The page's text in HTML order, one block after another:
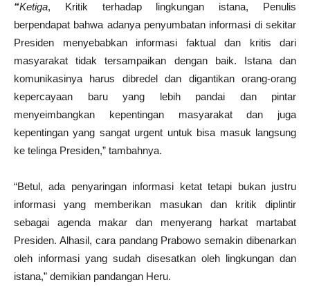
“Ketiga, Kritik terhadap lingkungan istana, Penulis
berpendapat bahwa adanya penyumbatan informasi di sekitar
Presiden menyebabkan informasi faktual dan kritis dari
masyarakat tidak tersampaikan dengan baik. Istana dan
komunikasinya harus dibredel dan digantikan orang-orang
kepercayaan baru yang lebih pandai dan pintar
menyeimbangkan kepentingan masyarakat dan juga
kepentingan yang sangat urgent untuk bisa masuk langsung
ke telinga Presiden,” tambahnya.
“Betul, ada penyaringan informasi ketat tetapi bukan justru
informasi yang memberikan masukan dan kritik diplintir
sebagai agenda makar dan menyerang harkat martabat
Presiden. Alhasil, cara pandang Prabowo semakin dibenarkan
oleh informasi yang sudah disesatkan oleh lingkungan dan
istana,” demikian pandangan Heru.